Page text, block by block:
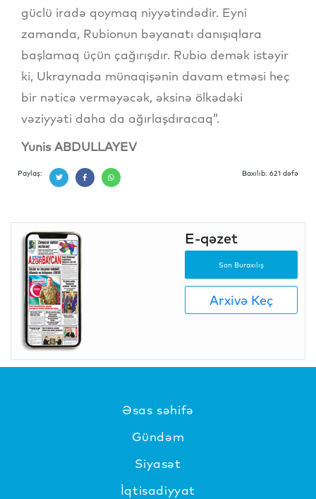
güclü iradə qoymaq niyyətindədir. Eyni
zamanda, Rubionun bəyanatı danışıqlara
başlamaq üçün çağırışdır. Rubio demək istəyir
ki, Ukraynada münaqişənin davam etməsi heç
bir nəticə verməyəcək, əksinə ölkədəki
vəziyyəti daha da ağırlaşdıracaq”.
Yunis ABDULLAYEV
Paylaş: Baxılıb: 621 dəfə
E-qəzet
Son Buraxılış
Arxivə Keç
Əsas səhifə
Gündəm
Siyasət
İqtisadiyyat